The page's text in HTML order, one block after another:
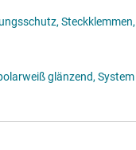
Steckklemmen,
glänzend, System